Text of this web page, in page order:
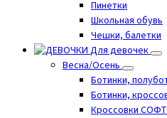
Пинетки
Школьная обувь
Чешки, балетки
Для девочек
Весна/Осень
Ботинки,
Ботинки,
Кроссовки